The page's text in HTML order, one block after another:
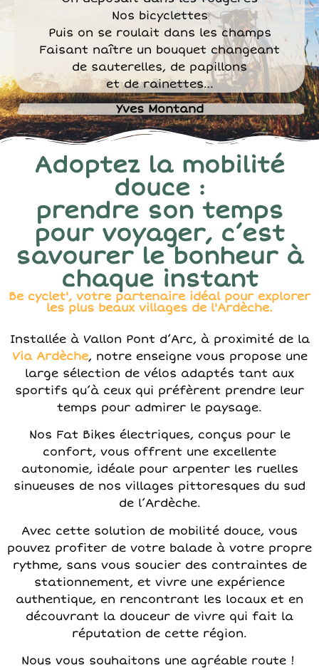
Nos bicyclettes
Puis on se roulait dans les champs
Faisant naître un bouquet changeant
de sauterelles, de papillons
et de rainettes…
Yves Montand
Adoptez la mobilité
douce :
prendre son temps
pour voyager, c’est
savourer le bonheur à
chaque instant
Be cyclet', votre partenaire idéal pour explorer
les plus beaux villages de l'Ardèche.
Installée à Vallon Pont d’Arc, à proximité de la
Via Ardèche, notre enseigne vous propose une
large sélection de vélos adaptés tant aux
sportifs qu’à ceux qui préfèrent prendre leur
temps pour admirer le paysage.
Nos Fat Bikes électriques, conçus pour le
confort, vous offrent une excellente
autonomie, idéale pour arpenter les ruelles
sinueuses de nos villages pittoresques du sud
de l’Ardèche.
Avec cette solution de mobilité douce, vous
pouvez profiter de votre balade à votre propre
rythme, sans vous soucier des contraintes de
stationnement, et vivre une expérience
authentique, en rencontrant les locaux et en
découvrant la douceur de vivre qui fait la
réputation de cette région.
Nous vous souhaitons une agréable route !